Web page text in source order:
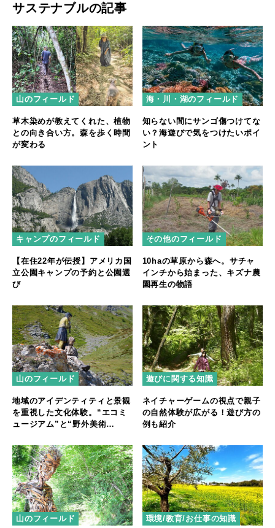
サステナブルの記事
山のフィールド
草木染めが教えてくれた、植物
との向き合い方。森を歩く時間
が変わる
海・川・湖のフィールド
知らない間にサンゴ傷つけてな
い？海遊びで気をつけたいポイ
ント
キャンプのフィールド
【在住22年が伝授】アメリカ国
立公園キャンプの予約と公園選
び
その他のフィールド
10haの草原から森へ。サチャ
インチから始まった、キズナ農
園再生の物語
山のフィールド
地域のアイデンティティと景観
を重視した文化体験。“エコミ
ュージアム”と“野外美術
遊びに関する知識
ネイチャーゲームの視点で親子
の自然体験が広がる！遊び方の
例も紹介
山のフィールド 環境/教育/お仕事の知識